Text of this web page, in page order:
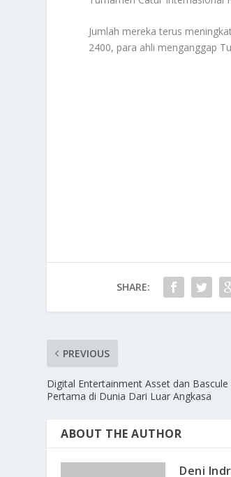
Jumlah mereka terus
2400, para ahli menganggap
SHARE:
PREVIOUS
Digital Entertainment Asset dan Bascule
Pertama di Dunia Dari Luar Angkasa
ABOUT THE AUTHOR
Deni